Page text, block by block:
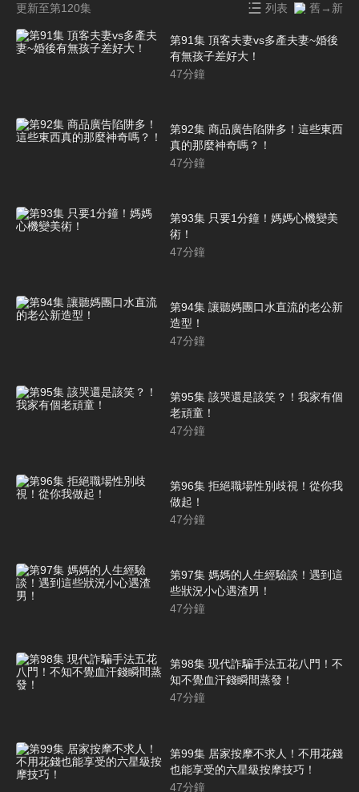
更新至第120集 列表 舊→新
第91集 頂客夫妻vs多產夫妻~婚後
有無孩子差好大！
47分鐘
第92集 商品廣告陷阱多！這些東西
真的那麼神奇嗎？！
47分鐘
第93集 只要1分鐘！媽媽心機變美
術！
47分鐘
第94集 讓聽媽團口水直流的老公新
造型！
47分鐘
第95集 該哭還是該笑？！我家有個
老頑童！
47分鐘
第96集 拒絕職場性別歧視！從你我
做起！
47分鐘
第97集 媽媽的人生經驗談！遇到這
些狀況小心遇渣男！
47分鐘
第98集 現代詐騙手法五花八門！不
知不覺血汗錢瞬間蒸發！
47分鐘
第99集 居家按摩不求人！不用花錢
也能享受的六星級按摩技巧！
47分鐘